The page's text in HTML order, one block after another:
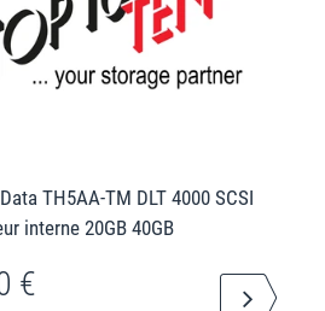
TH5AA-TM DLT 4000 SCSI
interne 20GB 40GB
€